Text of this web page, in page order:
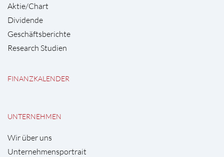
Aktie/Chart
Dividende
Geschäftsberichte
Research Studien
FINANZKALENDER
UNTERNEHMEN
Wir über uns
Unternehmensportrait